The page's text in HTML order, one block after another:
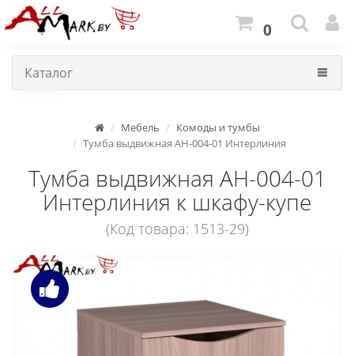
0
Каталог
Мебель
Комоды и тумбы
Тумба выдвижная АН-004-01 Интерлиния
Тумба выдвижная АН-004-01
Интерлиния к шкафу-купе
(Код товара: 1513-29)